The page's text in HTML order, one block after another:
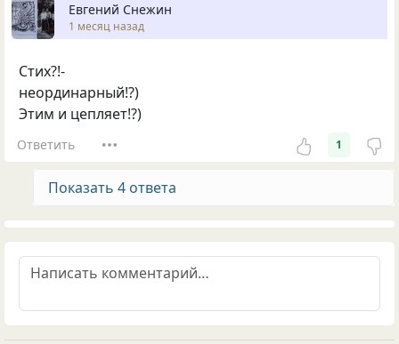
Евгений Снежин
1 месяц назад
Стих?!-
неординарный!?)
Этим и цепляет!?)
Ответить 1
Показать 4 ответа